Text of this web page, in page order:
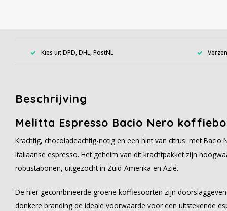
Kies uit DPD, DHL, PostNL
Beschrijving
Melitta Espresso Bacio Nero
Krachtig, chocoladeachtig-notig en een hint van citrus: met
Italiaanse espresso. Het geheim van dit krachtpakket zijn
robustabonen, uitgezocht in Zuid-Amerika en Azië.
De hier gecombineerde groene koffiesoorten zijn
donkere branding de ideale voorwaarde voor een uitstekende